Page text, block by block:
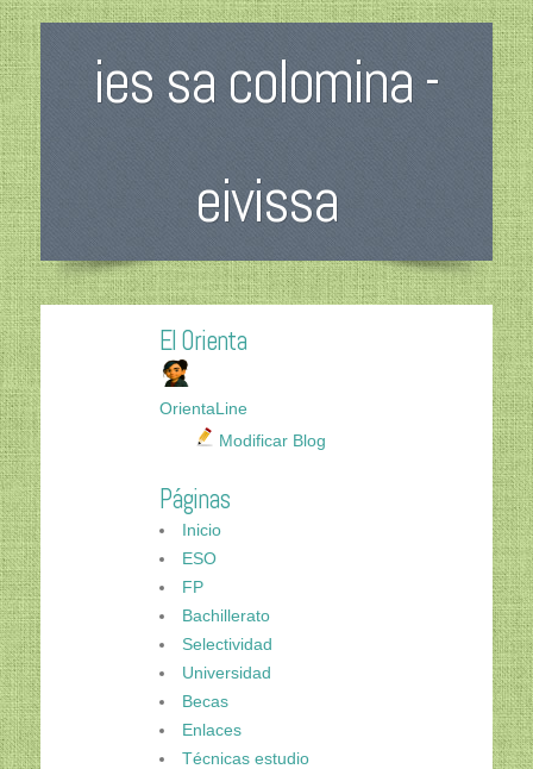
ies sa colomina -
eivissa
El Orienta
OrientaLine
Modificar Blog
Páginas
Inicio
ESO
FP
Bachillerato
Selectividad
Universidad
Becas
Enlaces
Técnicas estudio